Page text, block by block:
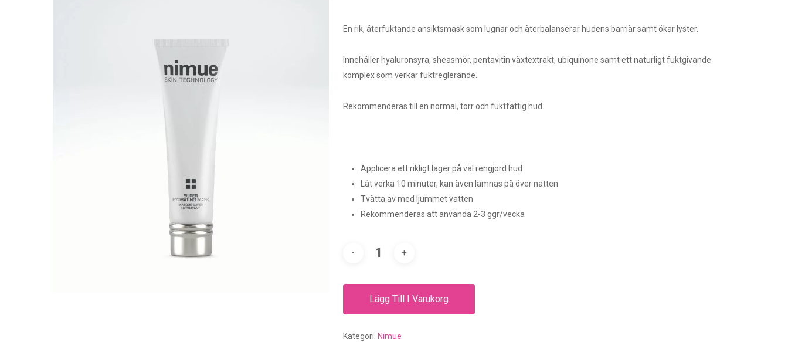
En rik, återfuktande ansiktsmask som lugnar och återbalanserar hudens barriär samt ökar lyster.
Innehåller hyaluronsyra, sheasmör, pentavitin växtextrakt, ubiquinone samt ett naturligt fuktgivande
komplex som verkar fuktreglerande.
Rekommenderas till en normal, torr och fuktfattig hud.
Applicera ett rikligt lager på väl rengjord hud
Låt verka 10 minuter, kan även lämnas på över natten
Tvätta av med ljummet vatten
Rekommenderas att använda 2-3 ggr/vecka
Lägg Till I Varukorg
Kategori: Nimue